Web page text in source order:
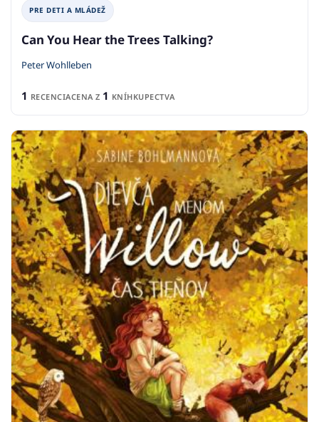
PRE DETI A MLÁDEŽ
Can You Hear the Trees Talking?
Peter Wohlleben
1 RECENCIACENA Z 1 KNÍHKUPECTVA